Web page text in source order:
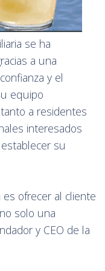
se ha
a una
y el
equipo
a residentes
interesados
su
es ofrecer al cliente
solo una
y CEO de la